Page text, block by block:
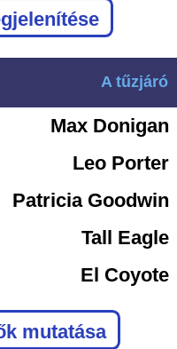
A tűzjáró
Max Donigan
Leo Porter
Patricia Goodwin
Tall Eagle
El Coyote
mutatása